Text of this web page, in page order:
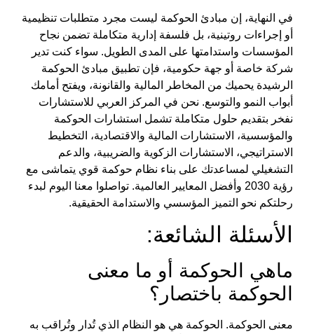
في النهاية، إن مبادئ الحوكمة ليست مجرد متطلبات تنظيمية
أو إجراءات روتينية، بل فلسفة إدارية متكاملة تضمن نجاح
المؤسسات واستدامتها على المدى الطويل. سواء كنت تدير
شركة خاصة أو جهة حكومية، فإن تطبيق مبادئ الحوكمة
الرشيدة يحميك من المخاطر المالية والقانونة، ويفتح أمامك
أبواب النمو والتوسع. نحن في المركز العربي للاستشارات
نفخر بتقديم حلول متكاملة تشمل استشارات الحوكمة
والمؤسسية، الاستشارات المالية والاقتصادية، التخطيط
الاستراتيجي، الاستشارات الزكوية والضريبية، والدعم
التشغيلي لمساعدتك على بناء نظام حوكمة قوي يتماشى مع
رؤية 2030 وأفضل المعايير العالمية. تواصلوا معنا اليوم لبدء
رحلتكم نحو التميز المؤسسي والاستدامة الحقيقية.
الأسئلة الشائعة:
ماهي الحوكمة أو ما معنى
الحوكمة باختصار؟
معنى الحوكمة. الحوكمة هي هو النظام الذي تُدار وتُراقب به